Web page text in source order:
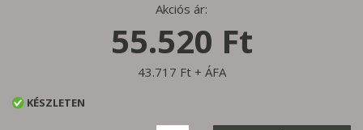
Akciós ár:
55.520 Ft
43.717 Ft + ÁFA
KÉSZLETEN